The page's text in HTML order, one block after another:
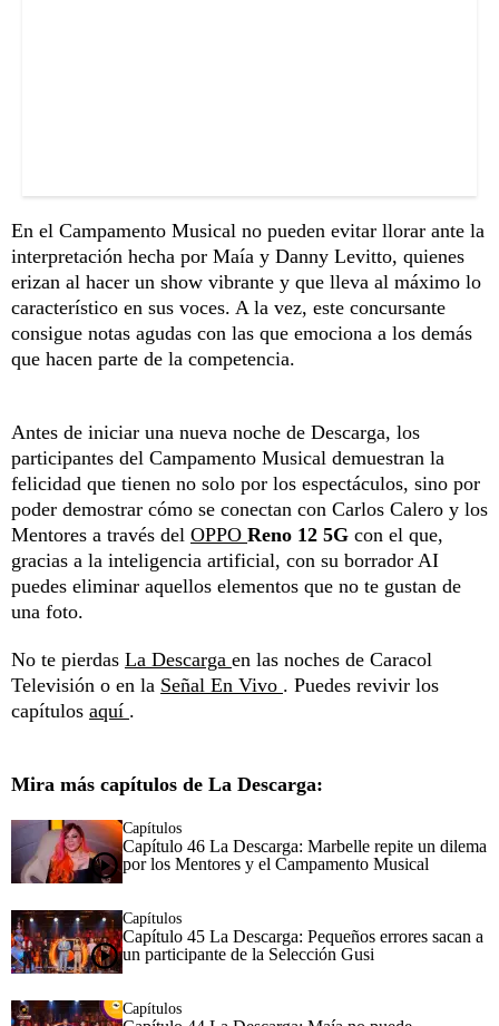
En el Campamento Musical no pueden evitar llorar ante la
interpretación hecha por Maía y Danny Levitto, quienes
erizan al hacer un show vibrante y que lleva al máximo lo
característico en sus voces. A la vez, este concursante
consigue notas agudas con las que emociona a los demás
que hacen parte de la competencia.
Antes de iniciar una nueva noche de Descarga, los
participantes del Campamento Musical demuestran la
felicidad que tienen no solo por los espectáculos, sino por
poder demostrar cómo se conectan con Carlos Calero y los
Mentores a través del OPPO Reno 12 5G con el que,
gracias a la inteligencia artificial, con su borrador AI
puedes eliminar aquellos elementos que no te gustan de
una foto.
No te pierdas La Descarga en las noches de Caracol
Televisión o en la Señal En Vivo . Puedes revivir los
capítulos aquí .
Mira más capítulos de La Descarga:
Capítulos
Capítulo 46 La Descarga: Marbelle repite un dilema
por los Mentores y el Campamento Musical
Capítulos
Capítulo 45 La Descarga: Pequeños errores sacan a
un participante de la Selección Gusi
Capítulos